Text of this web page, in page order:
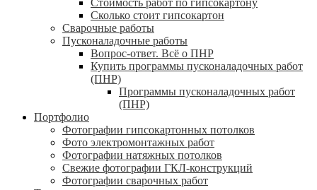
Стоимость работ по гипсокартону
Сколько стоит гипсокартон
Сварочные работы
Пусконаладочные работы
Вопрос-ответ. Всё о ПНР
Купить программы пусконаладочных работ
(ПНР)
Программы пусконаладочных работ
(ПНР)
Портфолио
Фотографии гипсокартонных потолков
Фото электромонтажных работ
Фотографии натяжных потолков
Свежие фотографии ГКЛ-конструкций
Фотографии сварочных работ